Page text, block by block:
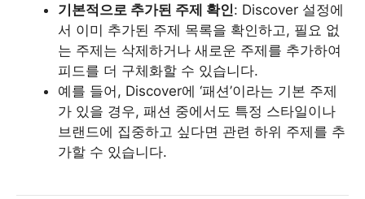
기본적으로 추가된 주제 확인: Discover 설정에
서 이미 추가된 주제 목록을 확인하고, 필요 없
는 주제는 삭제하거나 새로운 주제를 추가하여
피드를 더 구체화할 수 있습니다.
예를 들어, Discover에 ‘패션’이라는 기본 주제
가 있을 경우, 패션 중에서도 특정 스타일이나
브랜드에 집중하고 싶다면 관련 하위 주제를 추
가할 수 있습니다.